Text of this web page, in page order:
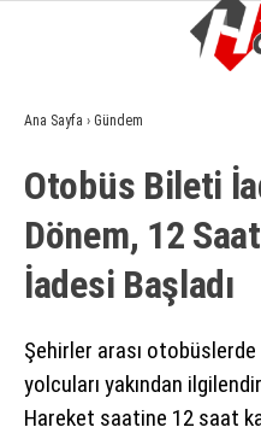
GÜNDEM
EKONOMI
SIYASET
ASAYIŞ
SPOR
Ana Sayfa › Gündem
Otobüs Bileti
Dönem, 12
İadesi Başladı
Şehirler arası
yolcuları yakından
Hareket saatine 12 saat